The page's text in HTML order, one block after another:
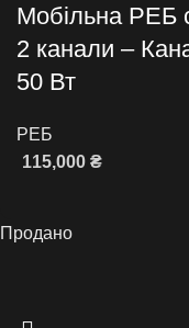
Мобільна РЕБ
2 канали –
50 Вт
РЕБ
115,000 ₴
Продано